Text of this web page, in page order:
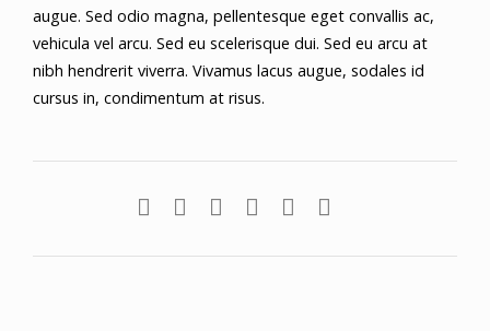
augue. Sed odio magna, pellentesque eget convallis ac,
vehicula vel arcu. Sed eu scelerisque dui. Sed eu arcu at
nibh hendrerit viverra. Vivamus lacus augue, sodales id
cursus in, condimentum at risus.